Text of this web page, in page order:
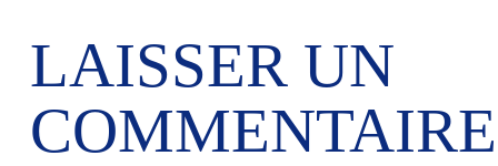
LAISSER UN
COMMENTAIRE